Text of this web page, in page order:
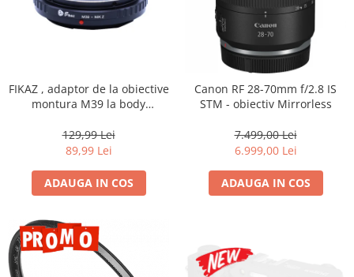
Rucsacuri Foto
Only One Shoulder - SlingShot
Hamuri si Centuri foto
Curele Aparat - Umar
Genti Laptop si iPad
Hand Strap / Grip
Troller
Solid-State Drive (SSD)
Video / Camere si accesorii
Camere video profesionale
FIKAZ , adaptor de la obiective
montura M39 la body
129,99 Lei
89,99 Lei
ADAUGA IN COS
Canon RF 28-70mm f/2.8 IS
STM - obiectiv Mirrorless
7.499,00 Lei
6.999,00 Lei
ADAUGA IN COS